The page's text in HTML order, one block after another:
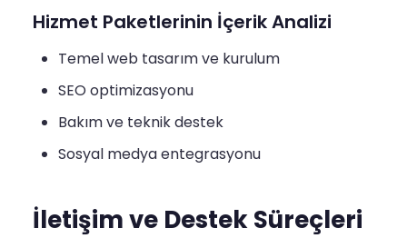
Hizmet Paketlerinin İçerik Analizi
Temel web tasarım ve kurulum
SEO optimizasyonu
Bakım ve teknik destek
Sosyal medya entegrasyonu
İletişim ve Destek Süreçleri